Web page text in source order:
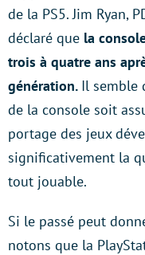
de la PS5. Jim Ryan,
déclaré que la
trois à quatre ans
génération. Il semble
de la console soit
portage des jeux
significativement la
tout jouable.
Si le passé peut
notons que la